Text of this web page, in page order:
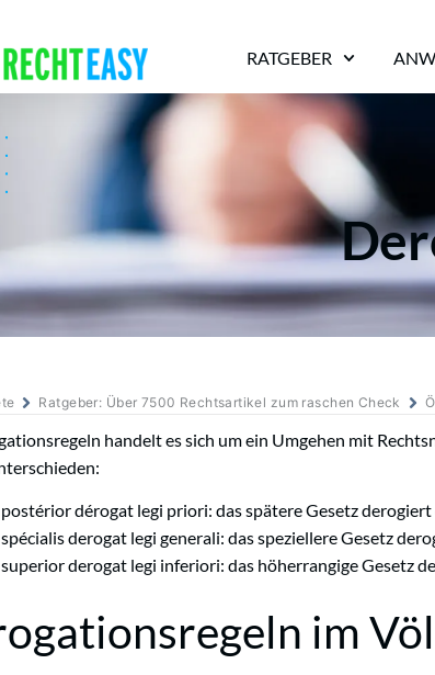
RATGEBER
Ratgeber: Über 7500 Rechtsartikel zum raschen Check
handelt es sich um ein Umgehen mit
dérogat legi priori: das spätere Gesetz
derogat legi generali: das speziellere Gesetz
derogat legi inferiori: das höherrangige Gesetz
im